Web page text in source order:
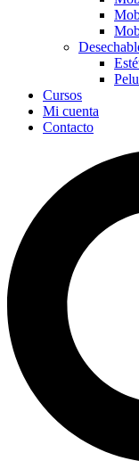
Cursos
Mi cuenta
Contacto